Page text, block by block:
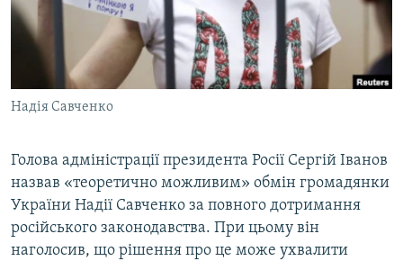
ВІДЕОУРОКИ «ELIFBE»
СВІДЧЕННЯ ОКУПАЦІЇ
УКРАЇНСЬКА ПРОБЛЕМА КРИМУ
ІНФОГРАФІКА
Русский
Qırımtatar
ДОЛУЧАЙСЯ!
Усі сайти RFE/RL
Надія Савченко
Голова адміністрації президента Росії Сергій Іванов
назвав «теоретично можливим» обмін громадянки
України Надії Савченко за повного дотримання
російського законодавства. При цьому він
наголосив, що рішення про це може ухвалити